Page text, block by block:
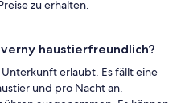
zu erhalten.
haustierfreundlich?
erlaubt. Es fällt eine
und pro Nacht an.